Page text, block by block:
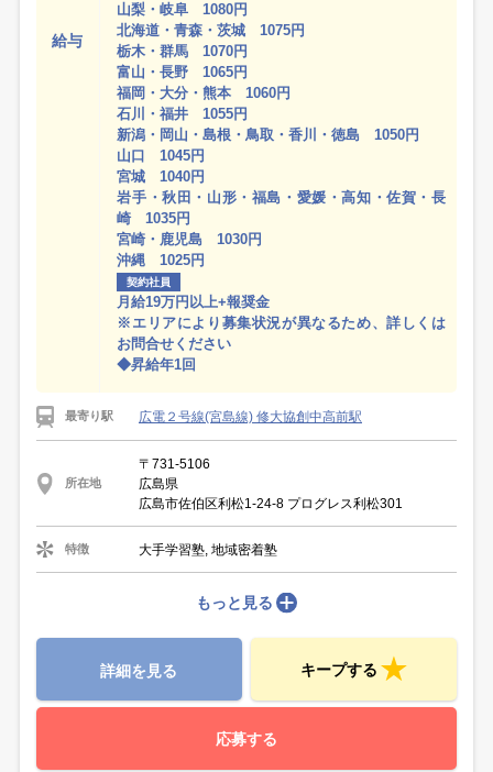
給与
山梨・岐阜 1080円
北海道・青森・茨城 1075円
栃木・群馬 1070円
富山・長野 1065円
福岡・大分・熊本 1060円
石川・福井 1055円
新潟・岡山・島根・鳥取・香川・徳島 1050円
山口 1045円
宮城 1040円
岩手・秋田・山形・福島・愛媛・高知・佐賀・長
崎 1035円
宮崎・鹿児島 1030円
沖縄 1025円
契約社員
月給19万円以上+報奨金
※エリアにより募集状況が異なるため、詳しくは
お問合せください
◆昇給年1回
最寄り駅 広電２号線(宮島線) 修大協創中高前駅
所在地
〒731-5106
広島県
広島市佐伯区利松1-24-8 プログレス利松301
特徴 大手学習塾, 地域密着塾
もっと見る
詳細を見る キープする
応募する